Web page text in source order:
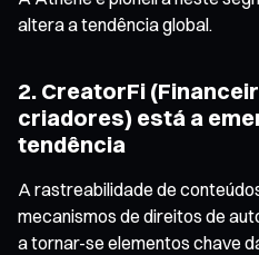
altera a tendência global.
2. CreatorFi
criadores) está a
tendência
A rastreabilidade de
mecanismos de direitos de
a tornar-se elementos chave